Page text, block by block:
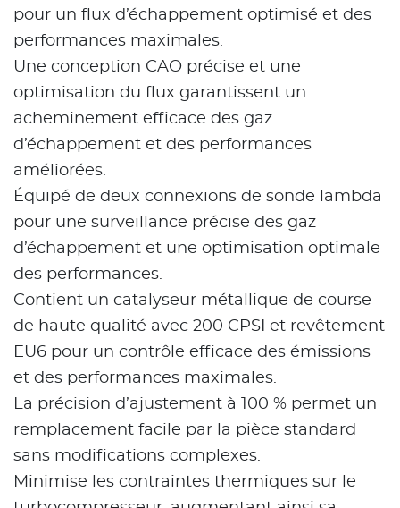
pour un flux d’échappement optimisé et des
performances maximales.
Une conception CAO précise et une
optimisation du flux garantissent un
acheminement efficace des gaz
d’échappement et des performances
améliorées.
Équipé de deux connexions de sonde lambda
pour une surveillance précise des gaz
d’échappement et une optimisation optimale
des performances.
Contient un catalyseur métallique de course
de haute qualité avec 200 CPSI et revêtement
EU6 pour un contrôle efficace des émissions
et des performances maximales.
La précision d’ajustement à 100 % permet un
remplacement facile par la pièce standard
sans modifications complexes.
Minimise les contraintes thermiques sur le